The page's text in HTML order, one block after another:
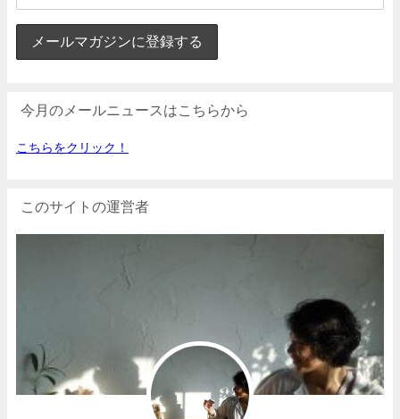
今月のメールニュースはこちらから
こちらをクリック！
このサイトの運営者